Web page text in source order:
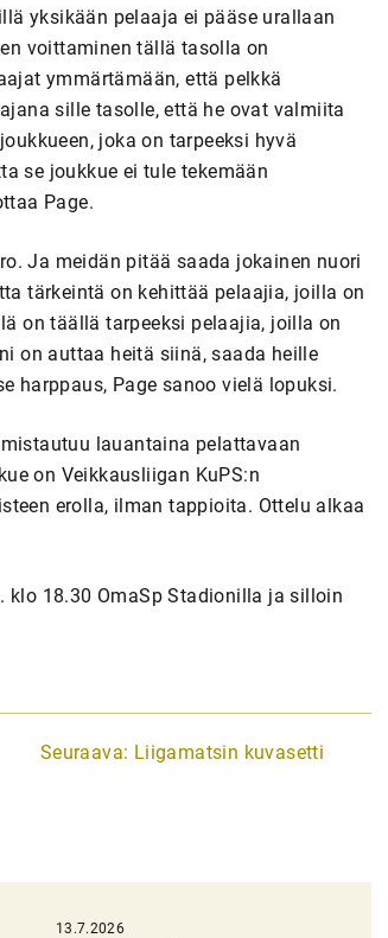
yksikään pelaaja ei pääse urallaan
voittaminen tällä tasolla on
ymmärtämään, että pelkkä
sille tasolle, että he ovat valmiita
joka on tarpeeksi hyvä
se joukkue ei tule tekemään
Page.
Ja meidän pitää saada jokainen nuori
tärkeintä on kehittää pelaajia, joilla on
on täällä tarpeeksi pelaajia, joilla on
on auttaa heitä siinä, saada heille
harppaus, Page sanoo vielä lopuksi.
lauantaina pelattavaan
on Veikkausliigan KuPS:n
erolla, ilman tappioita. Ottelu alkaa
klo 18.30 OmaSp Stadionilla ja silloin
Seuraava: Liigamatsin kuvasetti
13.7.2026